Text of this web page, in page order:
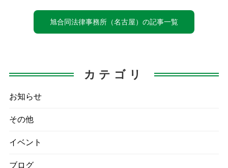
旭合同法律事務所（名古屋）の記事一覧
カテゴリ
お知らせ
その他
イベント
ブログ